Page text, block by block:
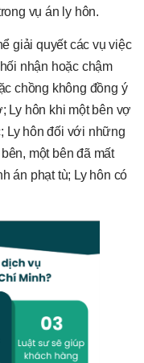
vụ án ly hôn.
giải quyết các vụ việc
nhận hoặc chậm
chồng không đồng ý
Ly hôn khi một bên vợ
Ly hôn đối với những
một bên đã mất
án phạt tù; Ly hôn có